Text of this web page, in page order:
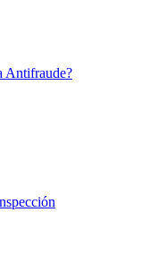
Antifraude?